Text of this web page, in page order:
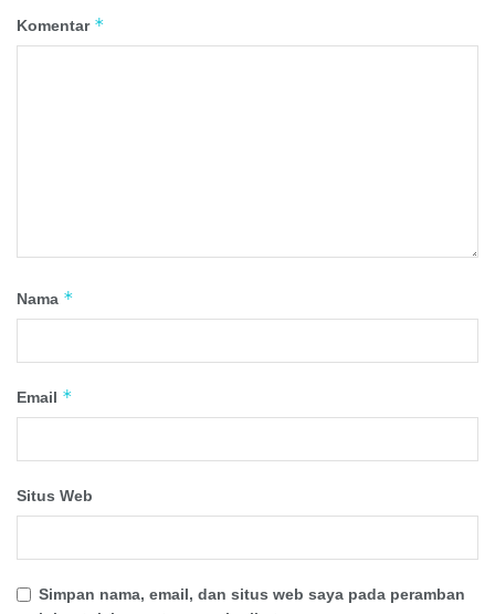
Komentar *
Nama *
Email *
Situs Web
Simpan nama, email, dan situs web saya pada peramban